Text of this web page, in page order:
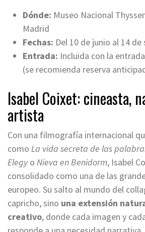
Dónde: Museo Nacional
Madrid
Fechas: Del 10 de junio al 14
Entrada: Incluida con la
(se recomienda reserva
Isabel Coixet: cineasta,
artista
Con una filmografía internacional
como La vida secreta de las
Elegyo Nieva en Benidorm, Isabel
consolidado como una de las
europeo. Su salto al mundo del
capricho, sino una extensión
creativo, donde cada imagen y